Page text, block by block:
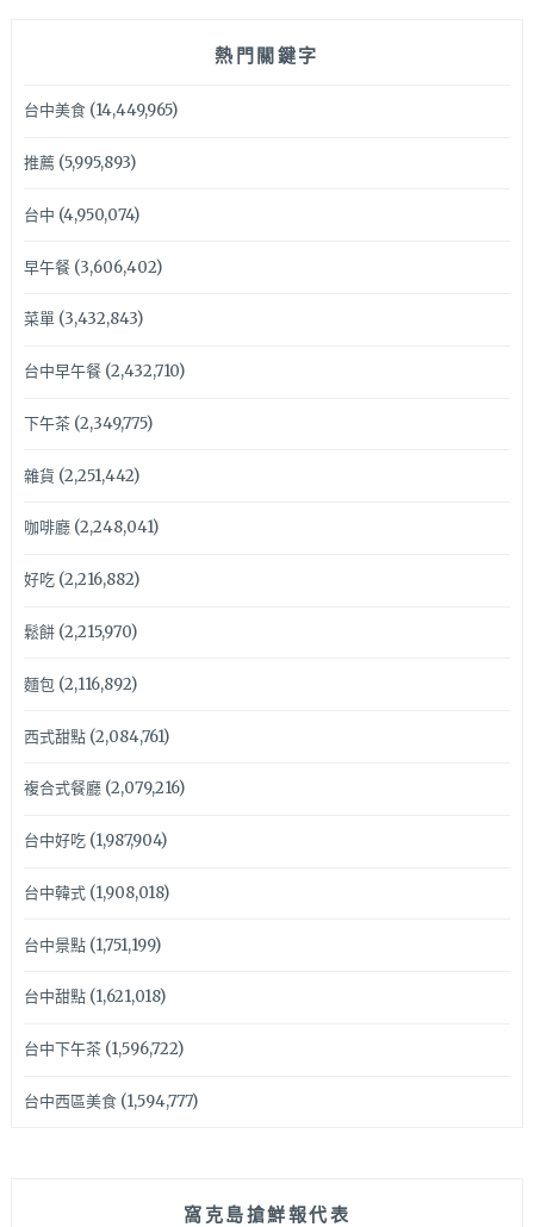
熱門關鍵字
台中美食(14,449,965)
推薦(5,995,893)
台中 (4,950,074)
早午餐(3,606,402)
菜單(3,432,843)
台中早午餐(2,432,710)
下午茶(2,349,775)
雜貨 (2,251,442)
咖啡廳(2,248,041)
好吃(2,216,882)
鬆餅(2,215,970)
麵包(2,116,892)
西式甜點(2,084,761)
複合式餐廳(2,079,216)
台中好吃(1,987,904)
台中韓式(1,908,018)
台中景點(1,751,199)
台中甜點(1,621,018)
台中下午茶(1,596,722)
台中西區美食(1,594,777)
窩克島搶鮮報代表